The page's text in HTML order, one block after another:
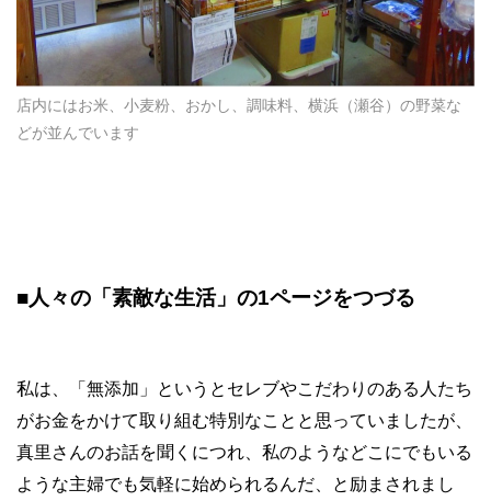
店内にはお米、小麦粉、おかし、調味料、横浜（瀬谷）の野菜な
どが並んでいます
■人々の「素敵な生活」の1ページをつづる
私は、「無添加」というとセレブやこだわりのある人たち
がお金をかけて取り組む特別なことと思っていましたが、
真里さんのお話を聞くにつれ、私のようなどこにでもいる
ような主婦でも気軽に始められるんだ、と励まされまし